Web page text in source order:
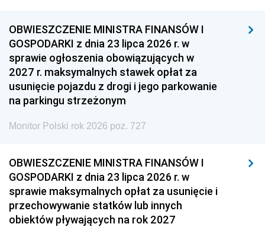
OBWIESZCZENIE MINISTRA FINANSÓW I
GOSPODARKI z dnia 23 lipca 2026 r. w
sprawie ogłoszenia obowiązujących w
2027 r. maksymalnych stawek opłat za
usunięcie pojazdu z drogi i jego parkowanie
na parkingu strzeżonym
Monitor Polski rok 2026 poz. 727
OBWIESZCZENIE MINISTRA FINANSÓW I
GOSPODARKI z dnia 23 lipca 2026 r. w
sprawie maksymalnych opłat za usunięcie i
przechowywanie statków lub innych
obiektów pływających na rok 2027